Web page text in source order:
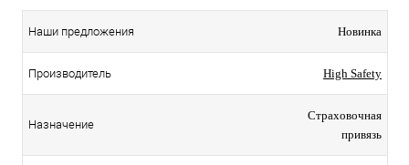
Наши предложения Новинка
Производитель High Safety
Назначение
Страховочная
привязь